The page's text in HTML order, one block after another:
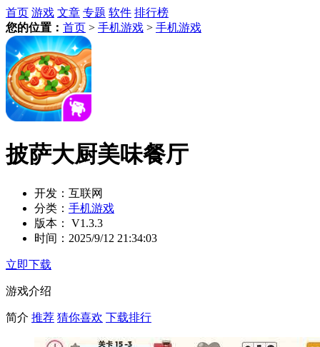
首页 游戏 文章 专题 软件 排行榜
您的位置： 首页 > 手机游戏 > 手机游戏
披萨大厨美味餐厅
开发： 互联网
分类： 手机游戏
版本：
V1.3.3
时间： 2025/9/12 21:34:03
立即下载
游戏介绍
简介 推荐 猜你喜欢 下载排行